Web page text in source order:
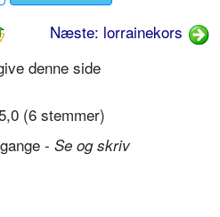
Næste: lorrainekors
denne side
(6 stemmer)
- Se og skriv